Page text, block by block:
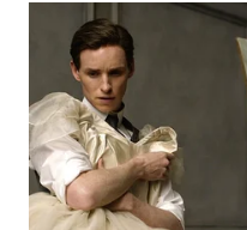
WN
CIANJUR
WN
KEPULAUAN
SERIBU